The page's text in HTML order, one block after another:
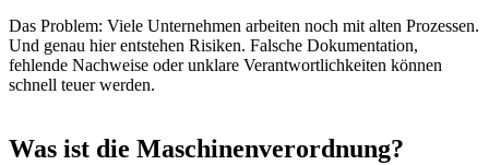
Das Problem: Viele Unternehmen arbeiten noch mit alten Prozessen.
Und genau hier entstehen Risiken. Falsche Dokumentation,
fehlende Nachweise oder unklare Verantwortlichkeiten können
schnell teuer werden.
Was ist die Maschinenverordnung?